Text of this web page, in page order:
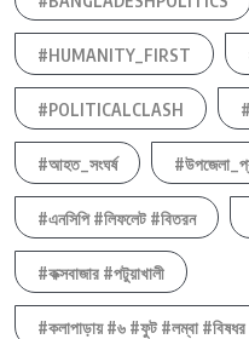
#HUMANITY_FIRST
#POLITICALCLASH
#আহত_সংঘর্ষ
#এনসিপি #লিফলেট #বিতরন
#কক্সবাজার #পটুয়াখালী
#কলাপাড়ায় #৬ #ফুট #লম্বা #বিষধর